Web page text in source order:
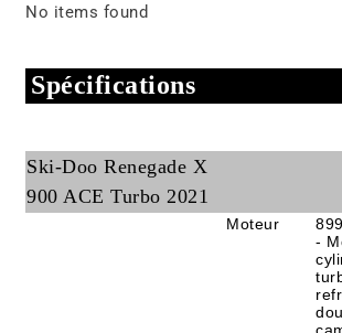
No items found
Spécifications
Ski-Doo Renegade X
900 ACE Turbo 2021
Moteur
-